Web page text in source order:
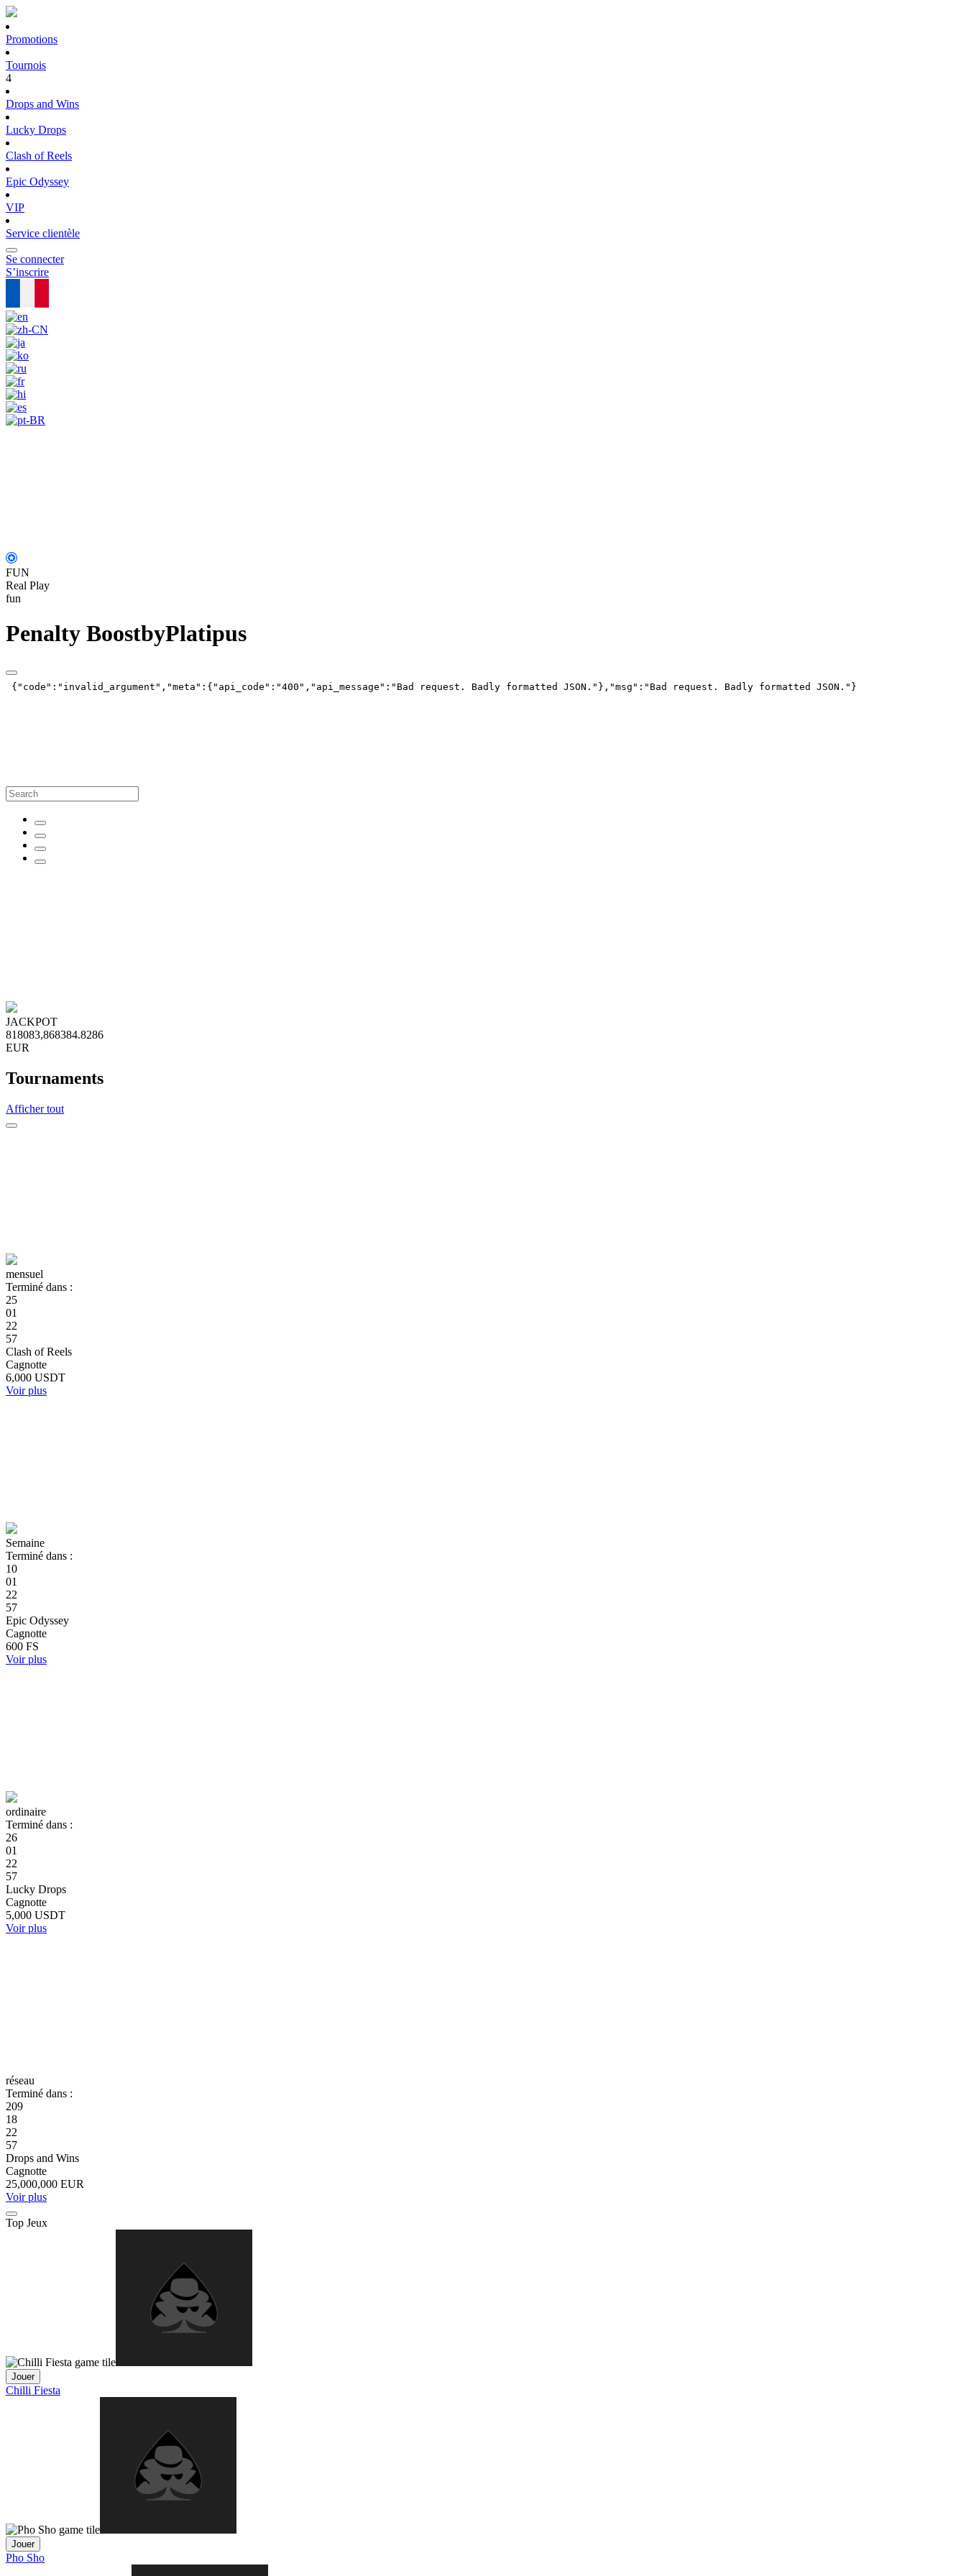
Promotions
Tournois
4
Drops and Wins
Lucky Drops
Clash of Reels
Epic Odyssey
VIP
Service clientèle
Se connecter
S’inscrire
FUN
Real Play
fun
Penalty BoostbyPlatipus
JACKPOT
818083,868384.8286
EUR
Tournaments
Afficher tout
mensuel
Terminé dans :
25
01
22
57
Clash of Reels
Cagnotte
6,000 USDT
Voir plus
Semaine
Terminé dans :
10
01
22
57
Epic Odyssey
Cagnotte
600 FS
Voir plus
ordinaire
Terminé dans :
26
01
22
57
Lucky Drops
Cagnotte
5,000 USDT
Voir plus
réseau
Terminé dans :
209
18
22
57
Drops and Wins
Cagnotte
25,000,000 EUR
Voir plus
Top Jeux
Jouer
Chilli Fiesta
Jouer
Pho Sho